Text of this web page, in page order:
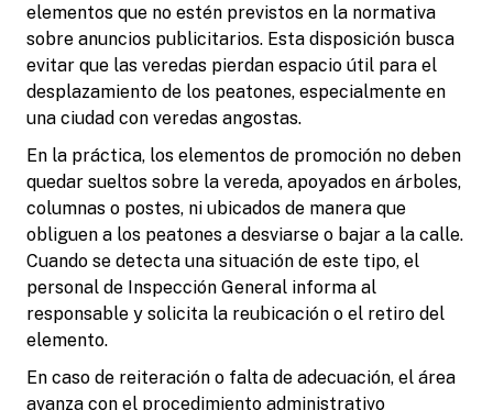
elementos que no estén previstos en la normativa
sobre anuncios publicitarios. Esta disposición busca
evitar que las veredas pierdan espacio útil para el
desplazamiento de los peatones, especialmente en
una ciudad con veredas angostas.
En la práctica, los elementos de promoción no deben
quedar sueltos sobre la vereda, apoyados en árboles,
columnas o postes, ni ubicados de manera que
obliguen a los peatones a desviarse o bajar a la calle.
Cuando se detecta una situación de este tipo, el
personal de Inspección General informa al
responsable y solicita la reubicación o el retiro del
elemento.
En caso de reiteración o falta de adecuación, el área
avanza con el procedimiento administrativo